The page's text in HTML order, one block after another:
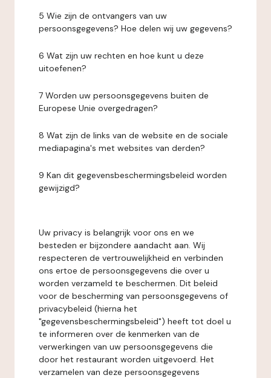
5 Wie zijn de ontvangers van uw
persoonsgegevens? Hoe delen wij uw gegevens?
6 Wat zijn uw rechten en hoe kunt u deze
uitoefenen?
7 Worden uw persoonsgegevens buiten de
Europese Unie overgedragen?
8 Wat zijn de links van de website en de sociale
mediapagina's met websites van derden?
9 Kan dit gegevensbeschermingsbeleid worden
gewijzigd?
Uw privacy is belangrijk voor ons en we
besteden er bijzondere aandacht aan. Wij
respecteren de vertrouwelijkheid en verbinden
ons ertoe de persoonsgegevens die over u
worden verzameld te beschermen. Dit beleid
voor de bescherming van persoonsgegevens of
privacybeleid (hierna het
"gegevensbeschermingsbeleid") heeft tot doel u
te informeren over de kenmerken van de
verwerkingen van uw persoonsgegevens die
door het restaurant worden uitgevoerd. Het
verzamelen van deze persoonsgegevens